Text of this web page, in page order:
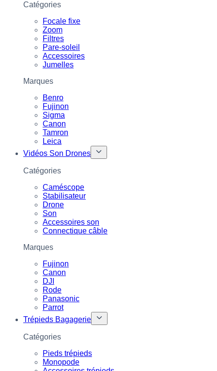
Catégories
Focale fixe
Zoom
Filtres
Pare-soleil
Accessoires
Jumelles
Marques
Benro
Fujinon
Sigma
Canon
Tamron
Leica
Vidéos Son Drones
Catégories
Caméscope
Stabilisateur
Drone
Son
Accessoires son
Connectique câble
Marques
Fujinon
Canon
DJI
Rode
Panasonic
Parrot
Trépieds Bagagerie
Catégories
Pieds trépieds
Monopode